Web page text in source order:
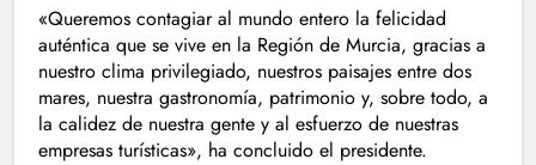
«Queremos contagiar al mundo entero la felicidad
auténtica que se vive en la Región de Murcia, gracias a
nuestro clima privilegiado, nuestros paisajes entre dos
mares, nuestra gastronomía, patrimonio y, sobre todo, a
la calidez de nuestra gente y al esfuerzo de nuestras
empresas turísticas», ha concluido el presidente.